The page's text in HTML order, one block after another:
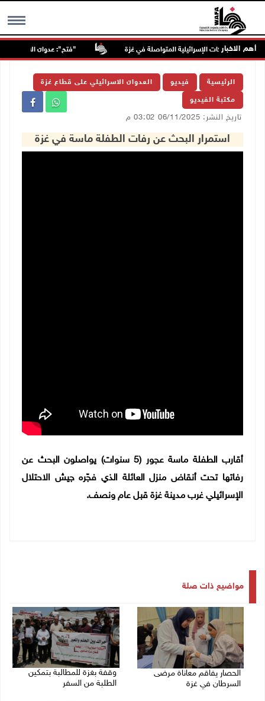
MENU أهم الاخبار "فتح": عدوان الاحتلال على
الرئيسية فيديو العدوان الاسرائيلي على قطاع غزة
مكتبة الفيديو
تاريخ النشر: 06/11/2025 03:02 م
استمرار البحث عن رفات الطفلة ماسة في غزة
أقارب الطفلة
ماسة عجور (5 سنوات) يواصلون البحث عن
رفاتها تحت أنقاض منزل العائلة الذي فجّره جيش الاحتلال
الإسرائيلي غرب مدينة غزة قبل عام ونصف.
مواضيع ذات صلة
الحصار يفاقم معاناة مرضى
السرطان في غزة
وقفة بغزة للمطالبة بتمكين
الطلبة من السفر